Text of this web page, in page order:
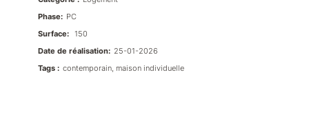
Phase: PC
Surface:
150
Date de réalisation: 25-01-2026
Tags : contemporain, maison individuelle